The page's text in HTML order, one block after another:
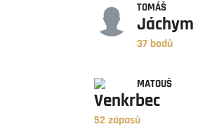
TOMÁŠ
Jáchym
37 bodů
MATOUŠ
Venkrbec
52 zápasů